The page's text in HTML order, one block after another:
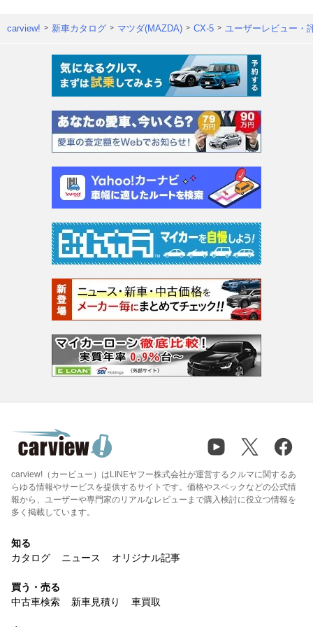
carview! 新車カタログ マツダ(MAZDA) CX-5 ユーザーレビュー・
carview!（カービュー）はLINEヤフー株式会社が運営するクルマに関するあ
らゆる情報やサービスを提供するサイトです。価格やスペックなどの公式情
報から、ユーザーや専門家のリアルなレビューまで購入検討に役立つ情報を
多く掲載しています。
知る
カタログ
ニュース オリジナル記事
買う・売る
中古車検索
新車見積り 車買取